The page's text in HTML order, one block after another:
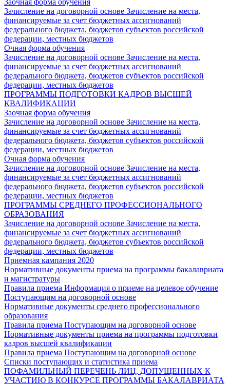
Зачисление на договорной основе Зачисление на места,
финансируемые за счет бюджетных ассигнований
федерального бюджета, бюджетов субъектов российской
федерации, местных бюджетов
Очная форма обучения
Зачисление на договорной основе Зачисление на места,
финансируемые за счет бюджетных ассигнований
федерального бюджета, бюджетов субъектов российской
федерации, местных бюджетов
ПРОГРАММЫ ПОДГОТОВКИ КАДРОВ ВЫСШЕЙ
КВАЛИФИКАЦИИ
Заочная форма обучения
Зачисление на договорной основе Зачисление на места,
финансируемые за счет бюджетных ассигнований
федерального бюджета, бюджетов субъектов российской
федерации, местных бюджетов
Очная форма обучения
Зачисление на договорной основе Зачисление на места,
финансируемые за счет бюджетных ассигнований
федерального бюджета, бюджетов субъектов российской
федерации, местных бюджетов
ПРОГРАММЫ СРЕДНЕГО ПРОФЕССИОНАЛЬНОГО
ОБРАЗОВАНИЯ
Зачисление на договорной основе Зачисление на места,
финансируемые за счет бюджетных ассигнований
федерального бюджета, бюджетов субъектов российской
федерации, местных бюджетов
Приемная кампания 2020
Нормативные документы приема на программы бакалавриата
и магистратуры
Правила приема Информация о приеме на целевое обучение
Поступающим на договорной основе
Нормативные документы среднего профессионального
образования
Правила приема Поступающим на договорной основе
Нормативные документы приема на программы подготовки
кадров высшей квалификации
Правила приема Поступающим на договорной основе
Списки поступающих и статистика приема
ПОФАМИЛЬНЫЙ ПЕРЕЧЕНЬ ЛИЦ, ДОПУЩЕННЫХ К
УЧАСТИЮ В КОНКУРСЕ ПРОГРАММЫ БАКАЛАВРИАТА